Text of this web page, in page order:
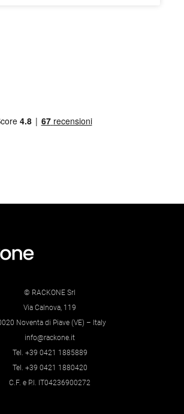
© RACKONE Srl
Via Calnova, 119
Noventa di Piave (VE) – Italy
info@rackone.it
Tel. +39 0421 1885889
Tel. +39 0421 1880420
C.F. e P.I. IT04236900272